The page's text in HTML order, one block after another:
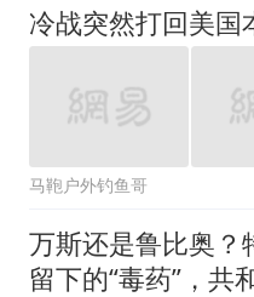
马鞄户外钓鱼哥
万斯还是鲁比奥？
留下的“毒药”，共